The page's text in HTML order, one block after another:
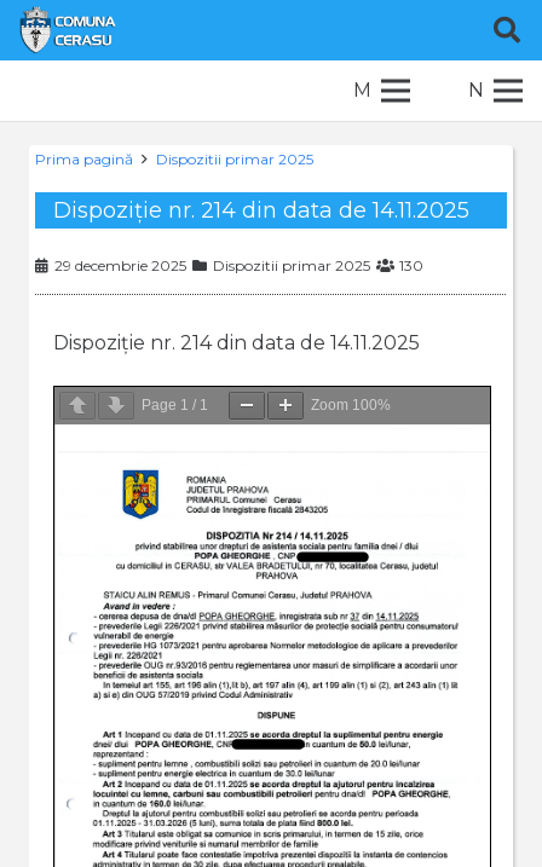
M N
Prima pagină Dispozitii primar 2025
Dispoziție nr. 214 din data de 14.11.2025
29 decembrie 2025 Dispozitii primar 2025 130
Dispoziție nr. 214 din data de 14.11.2025
Page 1 / 1 Zoom 100%